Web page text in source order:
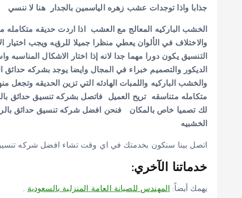
جذابا واذا توجدات عشب زهره الياسمين بالجدار هنا لا ننسي
الخشب الباركيه المعالج مع العشب اذا اردت حديقه
والاختلاف في الألوان يعطي منظرا جميلا للرؤيه ويجب
التنسيق يكون دورا مهما جدا لانه إذا اختار الاشكال
الديكور والتصميم خبراء في المجال وايضا يوجد بشركه
والخشب الباركيه واللمبات الهادئه التي تزين الحديقه
متكامله متناسقه تريح العميل فاتصل بشركه تنسيق حدائق
لك تصميا خاص بالمكان فنحن افضل شركه تنسيق حدائق
الخشبيه
اتصل بينا سنكون بخدمتك في اي وقت تشاء افضل شركه
خدماتنا الآخري:
يهمك أيضاً: المهندس للصيانة العامة المنزلية بالسعودية .